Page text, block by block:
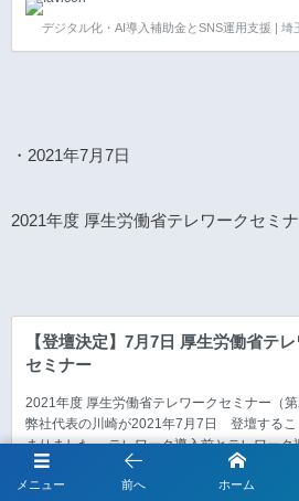
【オンラインセミナー（Zoom）】なので、お
合いましたらどなたでも、どこからでも、無
可能です。ぜひご覧ください。 テレワーク導
のためのURLは別途事前にご案内）参加料無
デジタル化・AI導入補助金とSNS運用支援 | 埼
・2021年7月7日
2021年度 厚生労働省テレワークセミ
【登壇決定】7月7日 厚生労働省テ
セミナー
2021年度 厚生労働省テレワークセミナー（第
弊社代表の川崎が2021年7月7日 登壇するこ
まりました。 テレワーク導入前とテレワーク
変化について、導入事例の体験談を発表させ
す。詳しくはこちらをご参照ください。 すべ
メニュー 前へ ホーム